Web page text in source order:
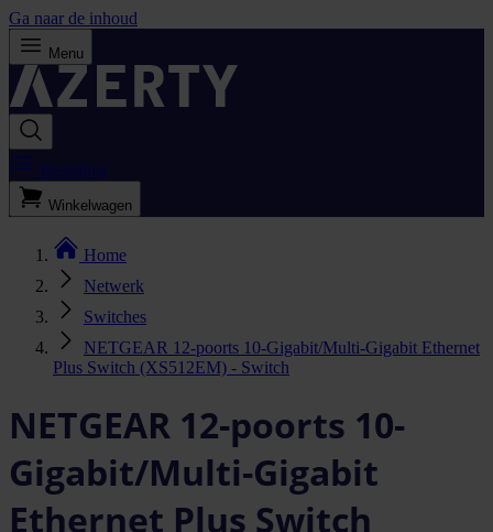
Ga naar de inhoud
Menu
Bestellijst
Winkelwagen
Home
Netwerk
Switches
NETGEAR 12-poorts 10-Gigabit/Multi-Gigabit Ethernet
Plus Switch (XS512EM) - Switch
NETGEAR 12-poorts 10-
Gigabit/Multi-Gigabit
Ethernet Plus Switch